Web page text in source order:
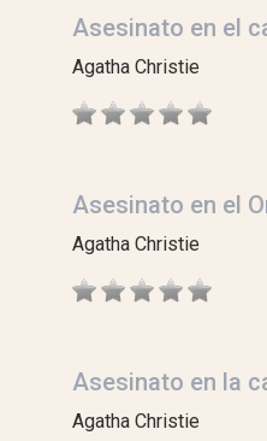
Asesinato en el
Agatha Christie
Asesinato en el
Agatha Christie
Asesinato en la
Agatha Christie